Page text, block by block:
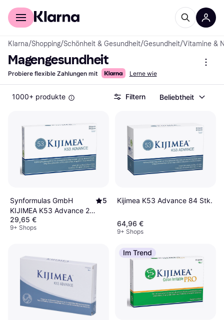
Für Shopper
Klarna/Shopping/Schönheit & Gesundheit/Gesundheit/Vitamine &
Magengesundheit
Probiere flexible Zahlungen mit Lerne wie
1000+ produkte Filtern Beliebtheit
Synformulas GmbH
KIJIMEA K53 Advance 28
Stk.
5
29,65 €
9+ Shops
Kijimea K53 Advance 84 Stk.
64,96 €
9+ Shops
Im Trend